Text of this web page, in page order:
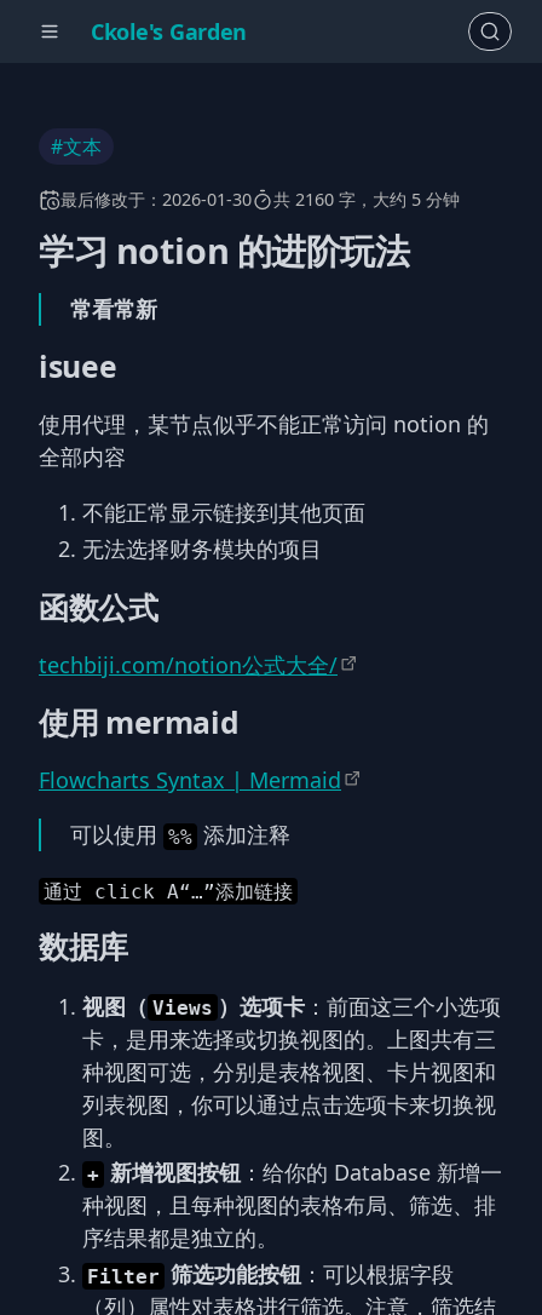
Ckole's Garden
#文本
最后修改于： 2026-01-30 共 2160 字，大约 5 分钟
学习 notion 的进阶玩法
常看常新
isuee
使用代理，某节点似乎不能正常访问 notion 的
全部内容
不能正常显示链接到其他页面
无法选择财务模块的项目
函数公式
techbiji.com/notion公式大全/
使用 mermaid
Flowcharts Syntax | Mermaid
可以使用 %% 添加注释
通过 click A“…”添加链接
数据库
视图（ Views ）选项卡：前面这三个小选项
卡，是用来选择或切换视图的。上图共有三
种视图可选，分别是表格视图、卡片视图和
列表视图，你可以通过点击选项卡来切换视
图。
+ 新增视图按钮：给你的 Database 新增一
种视图，且每种视图的表格布局、筛选、排
序结果都是独立的。
Filter 筛选功能按钮：可以根据字段
（列）属性对表格进行筛选。注意，筛选结